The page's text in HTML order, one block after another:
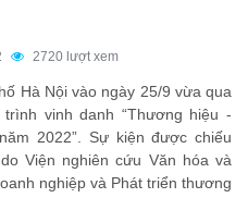
2720 lượt xem
Hà Nội vào ngày 25/9 vừa qua
vinh danh “Thương hiệu -
2022”. Sự kiện được chiếu
Viện nghiên cứu Văn hóa và
nghiệp và Phát triển thương